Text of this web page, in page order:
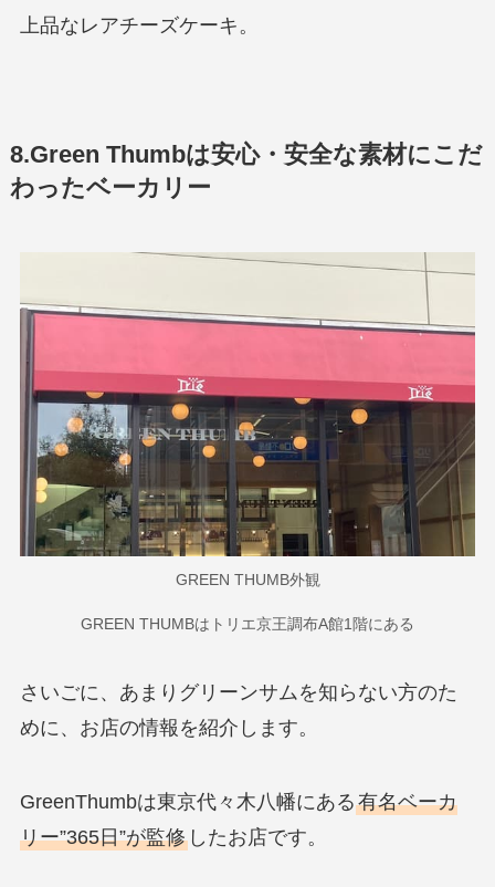
上品なレアチーズケーキ。
8.Green Thumbは安心・安全な素材にこだ
わったベーカリー
GREEN THUMB外観
GREEN THUMBはトリエ京王調布A館1階にある
さいごに、あまりグリーンサムを知らない方のた
めに、お店の情報を紹介します。
GreenThumbは東京代々木八幡にある有名ベーカ
リー”365日”が監修したお店です。